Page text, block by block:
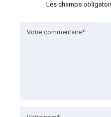
Les champs